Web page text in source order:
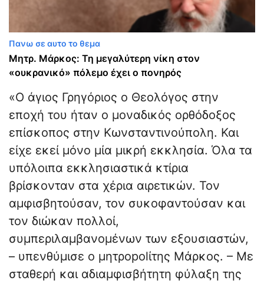
Πανω σε αυτο το θεμα
Μητρ. Μάρκος: Τη μεγαλύτερη νίκη στον
«ουκρανικό» πόλεμο έχει ο πονηρός
«Ο άγιος Γρηγόριος ο Θεολόγος στην
εποχή του ήταν ο μοναδικός ορθόδοξος
επίσκοπος στην Κωνσταντινούπολη. Και
είχε εκεί μόνο μία μικρή εκκλησία. Όλα τα
υπόλοιπα εκκλησιαστικά κτίρια
βρίσκονταν στα χέρια αιρετικών. Τον
αμφισβητούσαν, τον συκοφαντούσαν και
τον διώκαν πολλοί,
συμπεριλαμβανομένων των εξουσιαστών,
– υπενθύμισε ο μητρopolίτης Μάρκος. – Με
σταθερή και αδιαμφισβήτητη φύλαξη της